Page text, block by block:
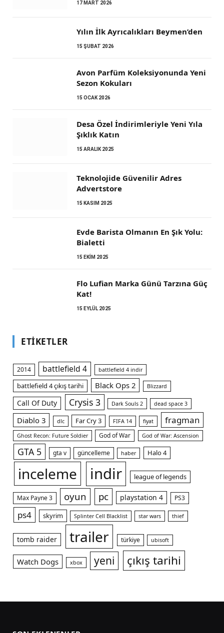
17 MART 2026
Yılın İlk Ayrıcalıkları Beymen’den
15 ŞUBAT 2026
Avon Parfüm Koleksiyonunda Yeni
Sezon Kokuları
15 OCAK 2026
Desa Özel İndirimleriyle Yeni Yıla
Şıklık Katın
15 ARALIK 2025
Teknolojide Güvenilir Adres
Advertstore
15 KASIM 2025
Evde Barista Olmanın En Şık Yolu:
Bialetti
15 EKIM 2025
Flo Lufian Marka Günü Tarzına Güç
Kat!
15 EYLÜL 2025
ETIKETLER
2014 battlefield 4 battlefield 4 indir
battlefield 4 çıkış tarihi Black Ops 2 Blizzard
Call Of Duty Crysis 3 Dark Souls 2 dead space 3
Diablo 3 dlc Far Cry 3 FIFA 14 fiyat fragman
Ghost Recon: Future Soldier God of War God of War: Ascension
GTA 5 gta v güncelleme haber Halo 4
inceleme indir league of legends
Max Payne 3 oyun pc playstation 4 PS3
ps4 skyrim Splinter Cell Blacklist star wars thief
tomb raider trailer türkiye ubisoft
Watch Dogs xbox yeni çıkış tarihi